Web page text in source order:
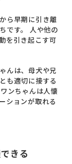
ら早期に引き離
です。 人や他の
を引き起こす可
んは、母犬や兄
も適切に接する
ンちゃんは人懐
ションが取れる
きる